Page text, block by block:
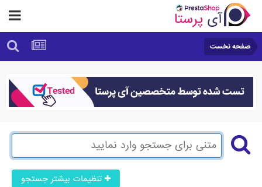
صفحه نخست
تنظیمات بیشتر جستجو